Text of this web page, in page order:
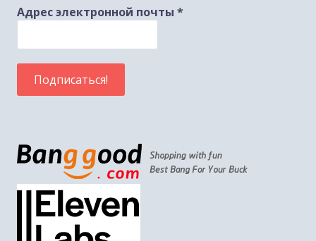
Адрес электронной почты *